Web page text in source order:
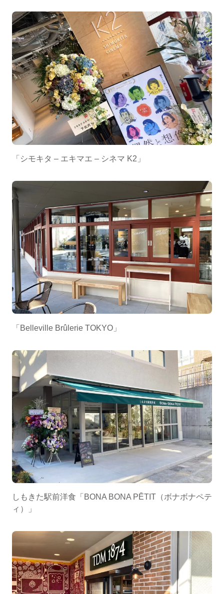
「シモキタ – エキマエ – シネマ K2」
「Belleville Brûlerie TOKYO」
しもきた駅前洋食「BONA BONA PĒTIT（ボナボナペテ
ィ）」